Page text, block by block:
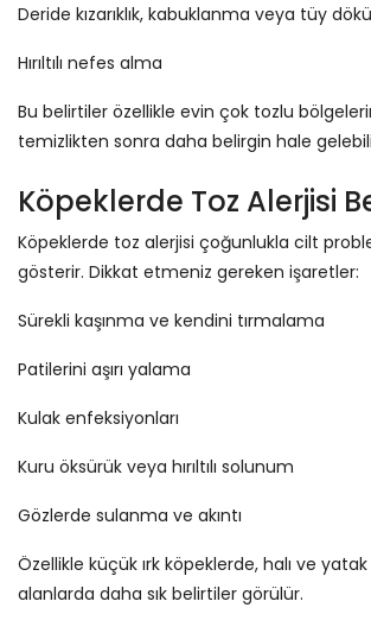
Deride kızarıklık, kabuklanma veya tüy
Hırıltılı nefes alma
Bu belirtiler özellikle evin çok tozlu
temizlikten sonra daha belirgin hale
Köpeklerde Toz Alerjisi
Köpeklerde toz alerjisi çoğunlukla cilt
gösterir. Dikkat etmeniz gereken işaretler:
Sürekli kaşınma ve kendini tırmalama
Patilerini aşırı yalama
Kulak enfeksiyonları
Kuru öksürük veya hırıltılı solunum
Gözlerde sulanma ve akıntı
Özellikle küçük ırk köpeklerde, halı ve
alanlarda daha sık belirtiler görülür.